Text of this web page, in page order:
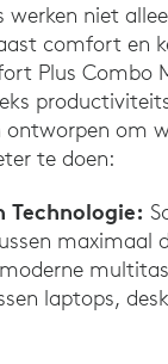
werken niet
comfort en
Plus Combo
ontworpen om
te doen:
Technologie:
maximaal
laptops,